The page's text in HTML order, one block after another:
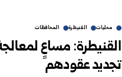
محليات القنيطرة المحافظات
القنيطرة: مساعٍ
تجديد عقودهم